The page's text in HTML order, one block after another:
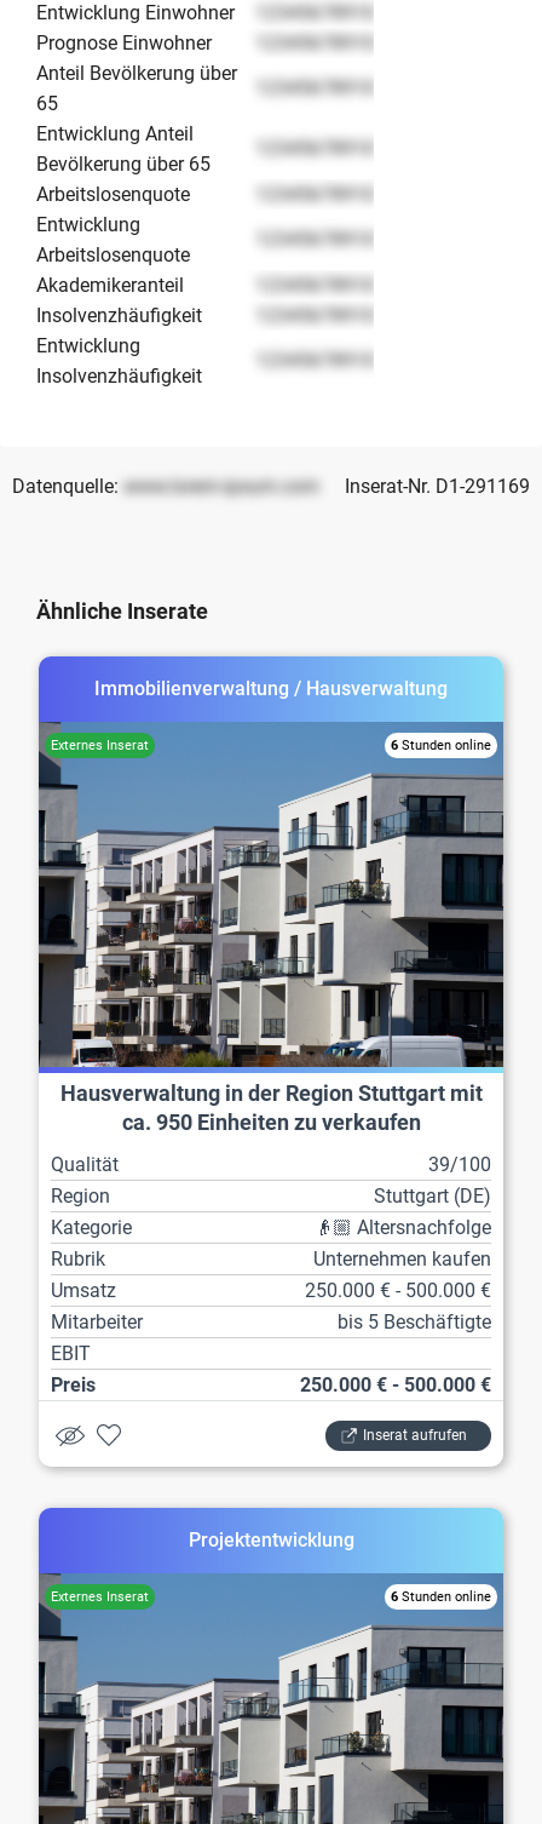
Entwicklung Einwohner
12345678910
Prognose Einwohner
12345678910
Anteil Bevölkerung über
65
12345678910
Entwicklung Anteil
Bevölkerung über 65
12345678910
Arbeitslosenquote
12345678910
Entwicklung
Arbeitslosenquote
12345678910
Akademikeranteil
12345678910
Insolvenzhäufigkeit
12345678910
Entwicklung
Insolvenzhäufigkeit
12345678910
Datenquelle: www.lorem-ipsum.com Inserat-Nr. D1-291169
Ähnliche Inserate
Immobilienverwaltung / Hausverwaltung
6 Stunden online
Hausverwaltung in der Region Stuttgart mit
ca. 950 Einheiten zu verkaufen
Qualität
39/100
Region
Stuttgart (DE)
Kategorie
👴🏼 Altersnachfolge
Rubrik
Unternehmen kaufen
Umsatz
250.000 € - 500.000 €
Mitarbeiter
bis 5 Beschäftigte
EBIT
Preis
250.000 € - 500.000 €
Inserat aufrufen
Projektentwicklung
6 Stunden online